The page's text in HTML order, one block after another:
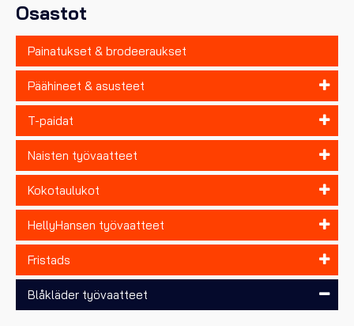
Osastot
Painatukset & brodeeraukset
Päähineet & asusteet
T-paidat
Naisten työvaatteet
Kokotaulukot
HellyHansen työvaatteet
Fristads
Blåkläder työvaatteet